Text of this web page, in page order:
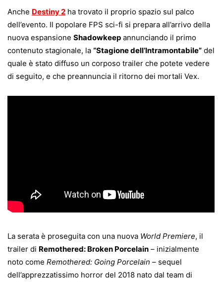
Anche Destiny 2 ha trovato il proprio spazio sul palco
dell’evento. Il popolare FPS sci-fi si prepara all’arrivo della
nuova espansione Shadowkeep annunciando il primo
contenuto stagionale, la “Stagione dell’Intramontabile” del
quale è stato diffuso un corposo trailer che potete vedere
di seguito, e che preannuncia il ritorno dei mortali Vex.
La serata è proseguita con una nuova World Premiere, il
trailer di Remothered: Broken Porcelain – inizialmente
noto come Remothered: Going Porcelain – sequel
dell’apprezzatissimo horror del 2018 nato dal team di